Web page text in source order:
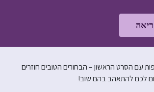
עם הסרט הראשון – הבחורים הטובים חוזרים
לכם להתאהב בהם שוב!